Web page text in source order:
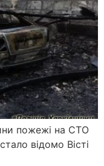
пожежі на СТО
відомо Вісті